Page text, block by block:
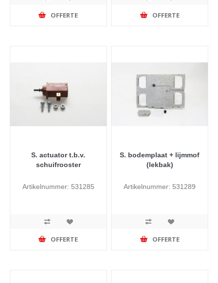
OFFERTE OFFERTE
S. actuator t.b.v.
schuifrooster
Artikelnummer: 531285
OFFERTE
S. bodemplaat + lijmmof
(lekbak)
Artikelnummer: 531289
OFFERTE